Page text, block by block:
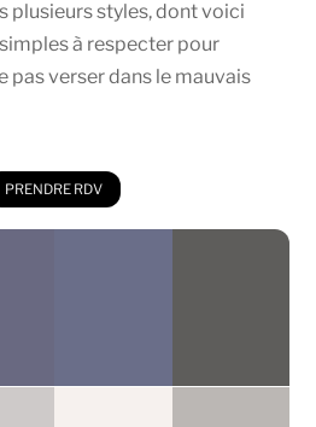
plusieurs styles, dont voici
à respecter pour
pas verser dans le mauvais
PRENDRE RDV